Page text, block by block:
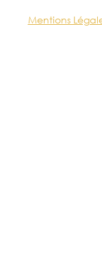
Mentions